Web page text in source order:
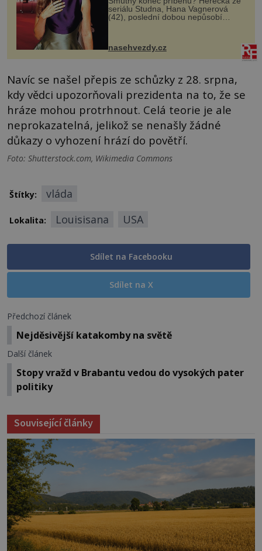
seriálu Studna, Hana Vagnerová
(42), poslední dobou nepůsobí
nasehvezdy.cz
Navíc se našel přepis ze schůzky z 28. srpna,
kdy vědci upozorňovali prezidenta na to, že se
hráze mohou protrhnout. Celá teorie je ale
neprokazatelná, jelikož se nenašly žádné
důkazy o vyhození hrází do povětří.
Foto: Shutterstock.com, Wikimedia Commons
Štítky: vláda
Lokalita: Louisisana USA
Sdílet na Facebooku
Sdílet na X
Předchozí článek
Nejděsivější katakomby na světě
Další článek
Stopy vražd v Brabantu vedou do vysokých pater
politiky
Související články